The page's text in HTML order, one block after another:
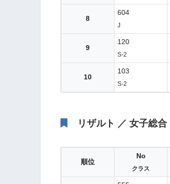
8
604
J
9
120
S-2
10
103
S-2
リザルト ／ 女子総合
順位
No
クラス